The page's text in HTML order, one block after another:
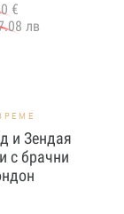
€
лв
и Зендая
с брачни